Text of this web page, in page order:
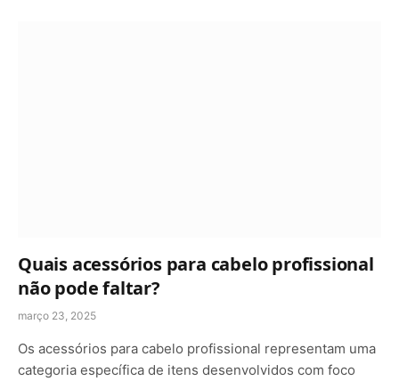
Quais acessórios para cabelo profissional
não pode faltar?
março 23, 2025
Os acessórios para cabelo profissional representam uma
categoria específica de itens desenvolvidos com foco